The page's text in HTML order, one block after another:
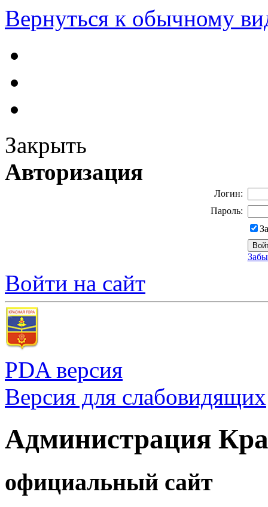
Вернуться к обычному
Закрыть
Авторизация
Логин:
Пароль:
Войти на сайт
PDA версия
Версия для слабовидящих
Администрация
официальный сайт